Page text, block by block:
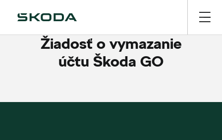
Žiadosť o vymazanie
účtu Škoda GO